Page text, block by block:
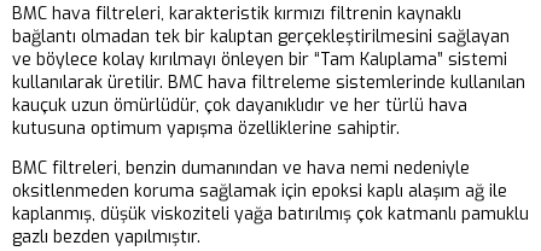
BMC hava filtreleri, karakteristik kırmızı filtrenin kaynaklı
bağlantı olmadan tek bir kalıptan gerçekleştirilmesini sağlayan
ve böylece kolay kırılmayı önleyen bir “Tam Kalıplama” sistemi
kullanılarak üretilir. BMC hava filtreleme sistemlerinde kullanılan
kauçuk uzun ömürlüdür, çok dayanıklıdır ve her türlü hava
kutusuna optimum yapışma özelliklerine sahiptir.
BMC filtreleri, benzin dumanından ve hava nemi nedeniyle
oksitlenmeden koruma sağlamak için epoksi kaplı alaşım ağ ile
kaplanmış, düşük viskoziteli yağa batırılmış çok katmanlı pamuklu
gazlı bezden yapılmıştır.